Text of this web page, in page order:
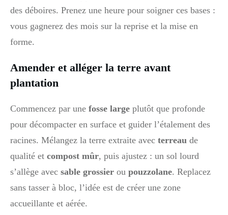
des déboires. Prenez une heure pour soigner ces bases :
vous gagnerez des mois sur la reprise et la mise en
forme.
Amender et alléger la terre avant
plantation
Commencez par une fosse large plutôt que profonde
pour décompacter en surface et guider l’étalement des
racines. Mélangez la terre extraite avec terreau de
qualité et compost mûr, puis ajustez : un sol lourd
s’allège avec sable grossier ou pouzzolane. Replacez
sans tasser à bloc, l’idée est de créer une zone
accueillante et aérée.